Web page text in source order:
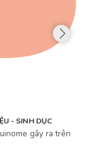
- SINH DỤC
gây ra trên